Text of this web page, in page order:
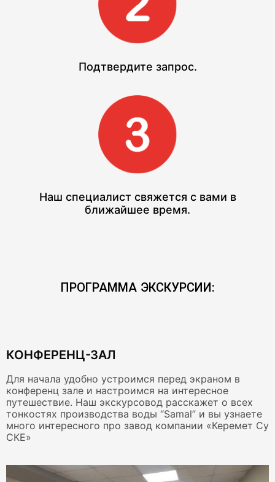
Подтвердите запрос.
Наш специалист свяжется с вами в
ближайшее время.
ПРОГРАММА ЭКСКУРСИИ:
КОНФЕРЕНЦ-ЗАЛ
Для начала удобно устроимся перед экраном в
конференц зале и настроимся на интересное
путешествие. Наш экскурсовод расскажет о всех
тонкостях производства воды “Samal” и вы узнаете
много интересного про завод компании «Керемет Су
СКЕ»